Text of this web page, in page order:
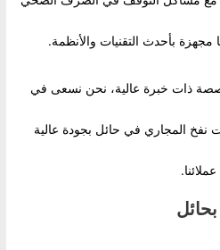
مجهزة بأحدث التقنيات والأنظمة.
ذات خبرة عالية، نحن نسعى في
نفخ المجاري في حائل بجودة عالية